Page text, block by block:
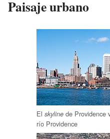
Paisaje urbano
El skyline de Providence
río Providence